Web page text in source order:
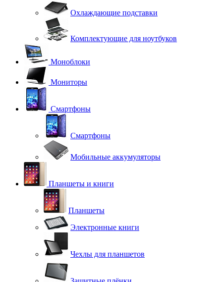
Охлаждающие подставки
Комплектующие для ноутбуков
Моноблоки
Мониторы
Смартфоны
Смартфоны
Мобильные аккумуляторы
Планшеты и книги
Планшеты
Электронные книги
Чехлы для планшетов